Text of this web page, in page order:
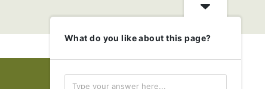
Додати свою новину
What do you like about this page?